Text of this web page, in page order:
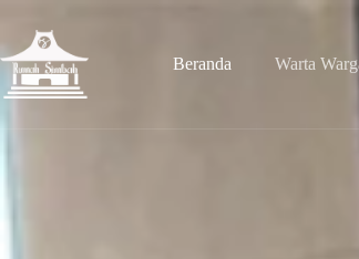
Beranda Warta